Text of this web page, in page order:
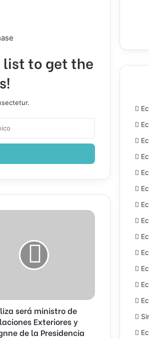
list to get the
será ministro de
Exteriores y
de la Presidencia